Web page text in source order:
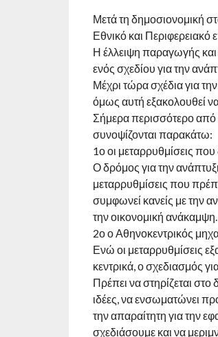
Μετά τη δημοσιονομική
Εθνικό και Περιφερειακό
Η έλλειψη παραγωγής και
ενός σχεδίου για την
Μέχρι τώρα σχέδια για
όμως αυτή εξακολουθεί να
Σήμερα περισσότερο από
συνοψίζονται παρακάτω:
1ο οι μεταρρυθμίσεις που
Ο δρόμος για την
μεταρρυθμίσεις που
συμφωνεί κανείς με την
την οικονομική ανάκαμψη.
2ο ο Αθηνοκεντρικός
Ενώ οι μεταρρυθμίσεις
κεντρικά, ο σχεδιασμός
Πρέπει να στηρίζεται
ιδέες, να ενσωματώνει
την απαραίτητη για την
σχεδιάσουμε και να